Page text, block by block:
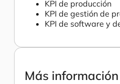
KPI de producción
KPI de gestión de
KPI de software y
Más información